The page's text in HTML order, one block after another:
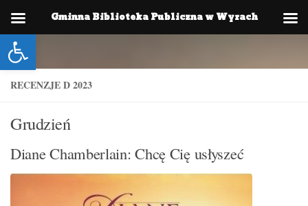
Otwórz pasek narzędzi
Skip to content
RECENZJE D 2023
Grudzień
Diane Chamberlain: Chcę Cię usłyszeć
Gminna Biblioteka Publiczna w Wyrach